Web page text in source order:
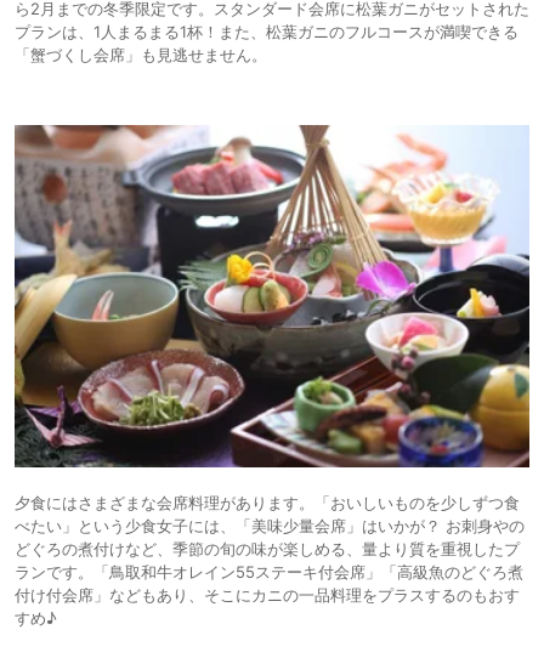
ら2月までの冬季限定です。スタンダード会席に松葉ガニがセットされた
プランは、1人まるまる1杯！また、松葉ガニのフルコースが満喫できる
「蟹づくし会席」も見逃せません。
夕食にはさまざまな会席料理があります。「おいしいものを少しずつ食
べたい」という少食女子には、「美味少量会席」はいかが？ お刺身やの
どぐろの煮付けなど、季節の旬の味が楽しめる、量より質を重視したプ
ランです。「鳥取和牛オレイン55ステーキ付会席」「高級魚のどぐろ煮
付け付会席」などもあり、そこにカニの一品料理をプラスするのもおす
すめ♪